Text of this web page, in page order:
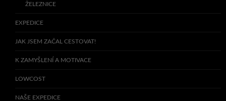
ŽELEZNICE
EXPEDICE
JAK JSEM ZAČAL CESTOVAT!
K ZAMYŠLENÍ A MOTIVACE
LOWCOST
NAŠE EXPEDICE